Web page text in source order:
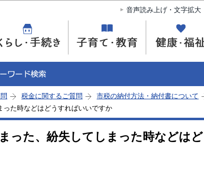
このページの本文へ移動
音声読み上げ・文字拡大
税金に関するご質問
市税の納付方法・納付書について
た時などはどうすればいいですか
った、紛失してしまった時などはど